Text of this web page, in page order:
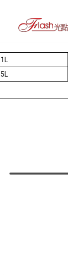
1L
5L